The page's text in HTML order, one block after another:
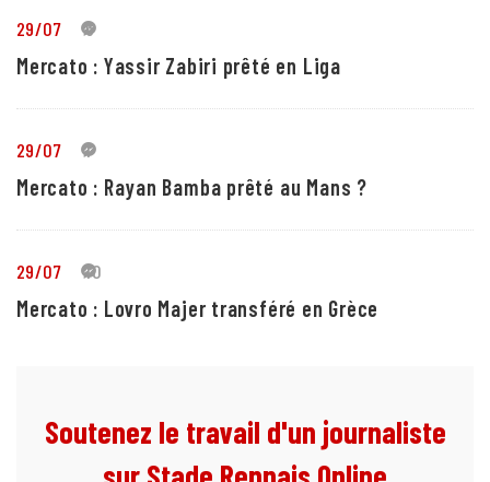
29/07 5
Mercato : Yassir Zabiri prêté en Liga
29/07 1
Mercato : Rayan Bamba prêté au Mans ?
29/07 10
Mercato : Lovro Majer transféré en Grèce
Soutenez le travail d'un journaliste